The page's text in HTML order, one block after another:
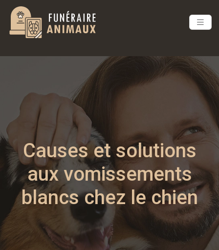
Causes et solutions
aux vomissements
blancs chez le chien